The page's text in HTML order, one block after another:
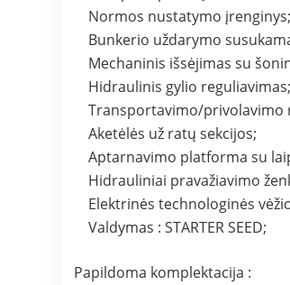
Normos nustatymo įrenginys;
Bunkerio uždarymo
Mechaninis išsėjimas su
Hidraulinis gylio reguliavimas;
Transportavimo/privolavimo
Aketėlės už ratų sekcijos;
Aptarnavimo platforma su
Hidrauliniai pravažiavimo
Elektrinės technologinės
Valdymas : STARTER SEED;
Papildoma komplektacija :